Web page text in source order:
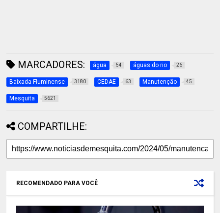
MARCADORES: água 54 águas do rio 26
Baixada Fluminense 3180 CEDAE 63 Manutenção 45
Mesquita 5621
COMPARTILHE:
RECOMENDADO PARA VOCÊ